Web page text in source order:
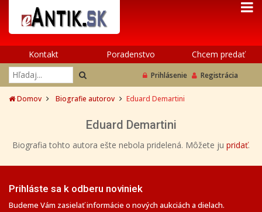
Kontakt Poradenstvo Chcem predať
Prihlásenie Registrácia
Domov Biografie autorov Eduard Demartini
Eduard Demartini
Biografia tohto autora ešte nebola pridelená. Môžete ju pridať.
Prihláste sa k odberu noviniek
Budeme Vám zasielať informácie o nových aukciách a dielach.